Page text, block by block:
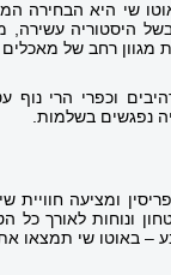
שי היא הבחירה
היסטוריה עשירה,
רחב של מאכלים
וכפרי הרי
נפגשים בשלמות.
ומציעה חוויית
ונוחות לאורך
באוטו שי תמצאו